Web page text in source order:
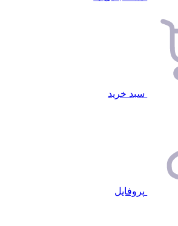
سبد خرید
پروفایل